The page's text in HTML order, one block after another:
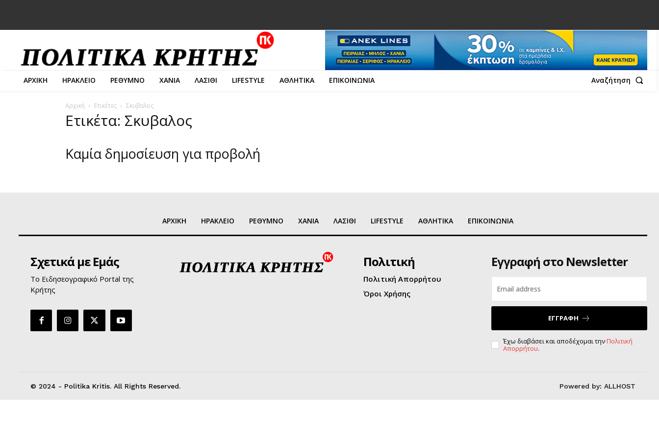
ΑΡΧΙΚΗ ΗΡΑΚΛΕΙΟ ΡΕΘΥΜΝΟ ΧΑΝΙΑ ΛΑΣΙΘΙ LIFESTYLE ΑΘΛΗΤΙΚΑ ΕΠΙΚΟΙΝΩΝΙΑ Αναζήτηση
Αρχική Ετικέτες Σκυβαλος
Ετικέτα: Σκυβαλος
Καμία δημοσίευση για προβολή
ΑΡΧΙΚΗ ΗΡΑΚΛΕΙΟ ΡΕΘΥΜΝΟ ΧΑΝΙΑ ΛΑΣΙΘΙ LIFESTYLE ΑΘΛΗΤΙΚΑ ΕΠΙΚΟΙΝΩΝΙΑ
Σχετικά με Εμάς
Το Ειδησεογραφικό Portal της
Κρήτης
Πολιτική
Πολιτική Απορρήτου
Όροι Χρήσης
Εγγραφή στο Newsletter
ΕΓΓΡΑΦΗ
Έχω διαβάσει και αποδέχομαι τηνΠολιτική
Απορρήτου.
© 2024 - Politika Kritis. All Rights Reserved. Powered by: ALLHOST